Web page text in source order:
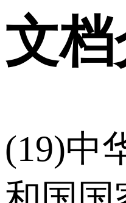
文
(19)中